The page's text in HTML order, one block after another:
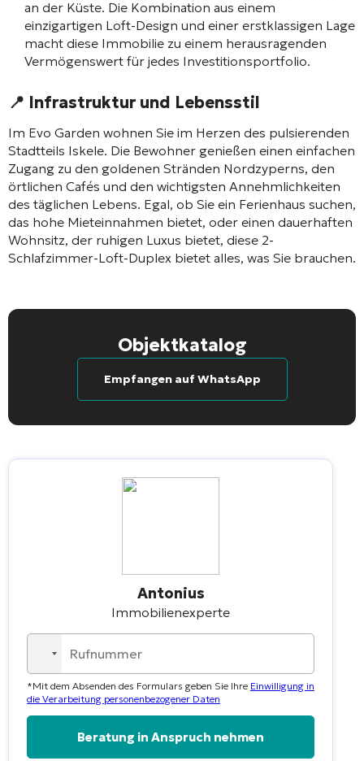
an der Küste. Die Kombination aus einem
einzigartigen Loft-Design und einer erstklassigen Lage
macht diese Immobilie zu einem herausragenden
Vermögenswert für jedes Investitionsportfolio.
📍 Infrastruktur und Lebensstil
Im Evo Garden wohnen Sie im Herzen des pulsierenden
Stadtteils Iskele. Die Bewohner genießen einen einfachen
Zugang zu den goldenen Stränden Nordzyperns, den
örtlichen Cafés und den wichtigsten Annehmlichkeiten
des täglichen Lebens. Egal, ob Sie ein Ferienhaus suchen,
das hohe Mieteinnahmen bietet, oder einen dauerhaften
Wohnsitz, der ruhigen Luxus bietet, diese 2-
Schlafzimmer-Loft-Duplex bietet alles, was Sie brauchen.
Objektkatalog
Empfangen auf WhatsApp
Antonius
Immobilienexperte
No
country
selected
*Mit dem Absenden des Formulars geben Sie Ihre Einwilligung in
die Verarbeitung personenbezogener Daten